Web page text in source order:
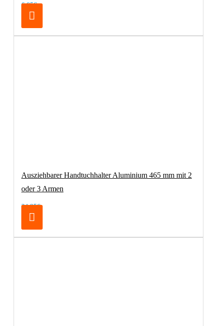
6,95€
Ausziehbarer Handtuchhalter Aluminium 465 mm mit 2
oder 3 Armen
34,95€